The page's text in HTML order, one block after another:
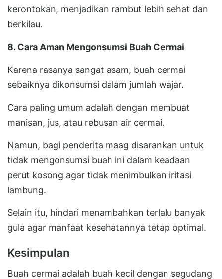
kerontokan, menjadikan rambut lebih sehat dan
berkilau.
8. Cara Aman Mengonsumsi Buah Cermai
Karena rasanya sangat asam, buah cermai
sebaiknya dikonsumsi dalam jumlah wajar.
Cara paling umum adalah dengan membuat
manisan, jus, atau rebusan air cermai.
Namun, bagi penderita maag disarankan untuk
tidak mengonsumsi buah ini dalam keadaan
perut kosong agar tidak menimbulkan iritasi
lambung.
Selain itu, hindari menambahkan terlalu banyak
gula agar manfaat kesehatannya tetap optimal.
Kesimpulan
Buah cermai adalah buah kecil dengan segudang